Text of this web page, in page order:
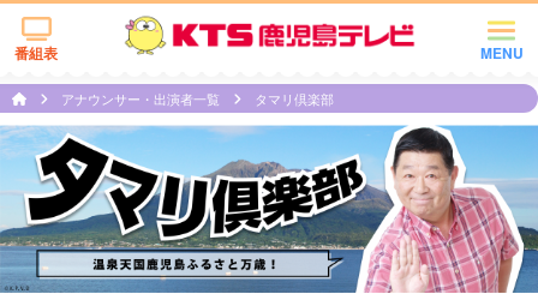
MENU
番組表
アナウンサー・出演者一覧 タマリ倶楽部